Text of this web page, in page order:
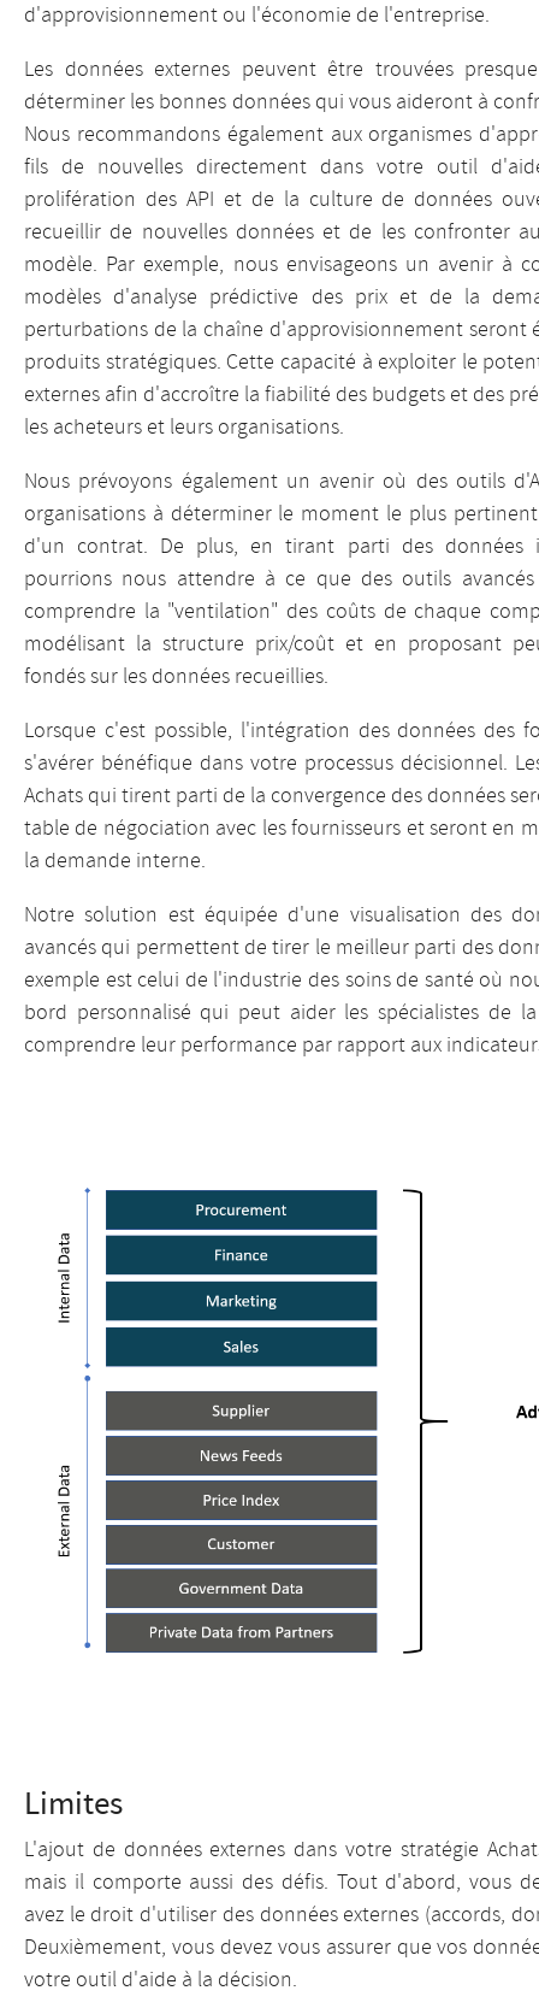
d'approvisionnement ou l'économie de l'entreprise.
Les données externes peuvent être trouvées
déterminer les bonnes données qui vous aideront à
Nous recommandons également aux organismes
fils de nouvelles directement dans votre outil
prolifération des API et de la culture de données
recueillir de nouvelles données et de les confronter
modèle. Par exemple, nous envisageons un avenir à
modèles d'analyse prédictive des prix et de la
perturbations de la chaîne d'approvisionnement seront
produits stratégiques. Cette capacité à exploiter le
externes afin d'accroître la fiabilité des budgets et des
les acheteurs et leurs organisations.
Nous prévoyons également un avenir où des outils
organisations à déterminer le moment le plus
d'un contrat. De plus, en tirant parti des données
pourrions nous attendre à ce que des outils
comprendre la "ventilation" des coûts de chaque
modélisant la structure prix/coût et en proposant
fondés sur les données recueillies.
Lorsque c'est possible, l'intégration des données des
s'avérer bénéfique dans votre processus décisionnel.
Achats qui tirent parti de la convergence des données
table de négociation avec les fournisseurs et seront en
la demande interne.
Notre solution est équipée d'une visualisation des
avancés qui permettent de tirer le meilleur parti des
exemple est celui de l'industrie des soins de santé où
bord personnalisé qui peut aider les spécialistes de
comprendre leur performance par rapport aux
Limites
L'ajout de données externes dans votre stratégie
mais il comporte aussi des défis. Tout d'abord, vous
avez le droit d'utiliser des données externes (accords,
Deuxièmement, vous devez vous assurer que vos
votre outil d'aide à la décision.